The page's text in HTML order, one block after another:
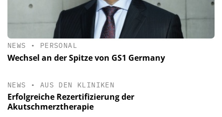
NEWS • PERSONAL
Wechsel an der Spitze von GS1 Germany
NEWS • AUS DEN KLINIKEN
Erfolgreiche Rezertifizierung der
Akutschmerztherapie